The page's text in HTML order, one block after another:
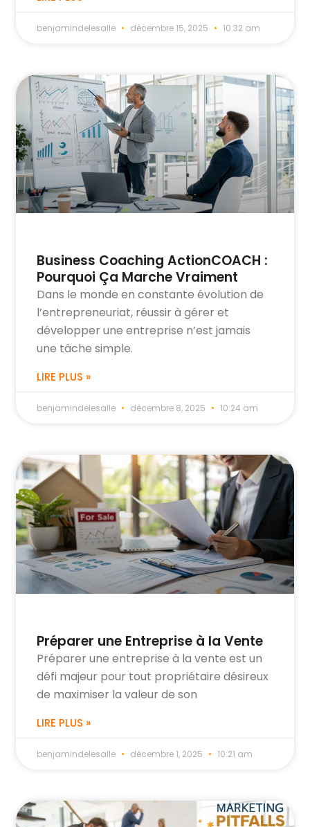
benjamindelesalle décembre 15, 2025 10:32 am
Business Coaching ActionCOACH :
Pourquoi Ça Marche Vraiment
Dans le monde en constante évolution de
l’entrepreneuriat, réussir à gérer et
développer une entreprise n’est jamais
une tâche simple.
LIRE PLUS »
benjamindelesalle décembre 8, 2025 10:24 am
Préparer une Entreprise à la Vente
Préparer une entreprise à la vente est un
défi majeur pour tout propriétaire désireux
de maximiser la valeur de son
LIRE PLUS »
benjamindelesalle décembre 1, 2025 10:21 am